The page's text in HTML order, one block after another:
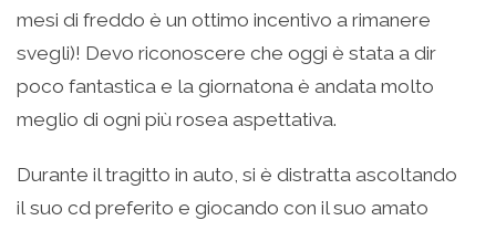
mesi di freddo è un ottimo incentivo a rimanere
svegli)! Devo riconoscere che oggi è stata a dir
poco fantastica e la giornatona è andata molto
meglio di ogni più rosea aspettativa.
Durante il tragitto in auto, si è distratta ascoltando
il suo cd preferito e giocando con il suo amato